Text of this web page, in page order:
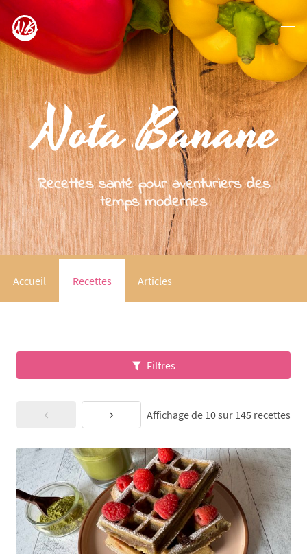
Recettes santé pour aventuriers des
temps modernes
Accueil Recettes Articles
Filtres
Affichage de 10 sur 145 recettes